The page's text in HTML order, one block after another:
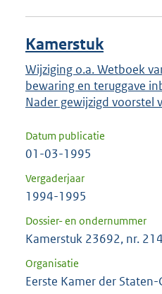
Kamerstuk
Wijziging o.a. Wetboek
bewaring en teruggave
Nader gewijzigd voorstel
Datum publicatie
01-03-1995
Vergaderjaar
1994-1995
Dossier- en ondernummer
Kamerstuk 23692, nr. 214
Organisatie
Eerste Kamer der Staten-